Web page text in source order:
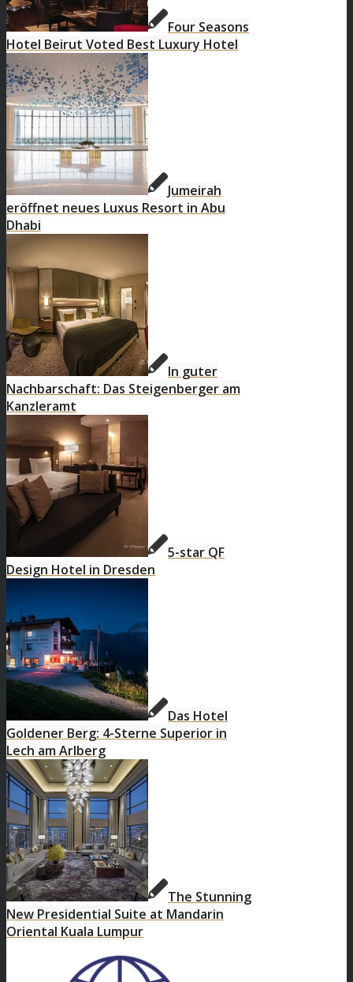
Four Seasons
Hotel Beirut Voted Best Luxury Hotel
Jumeirah
eröffnet neues Luxus Resort in Abu
Dhabi
In guter
Nachbarschaft: Das Steigenberger am
Kanzleramt
5-star QF
Design Hotel in Dresden
Das Hotel
Goldener Berg: 4-Sterne Superior in
Lech am Arlberg
The Stunning
New Presidential Suite at Mandarin
Oriental Kuala Lumpur